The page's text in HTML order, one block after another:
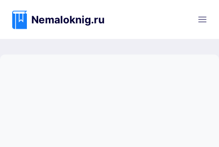
содержимому
Nemaloknig.ru